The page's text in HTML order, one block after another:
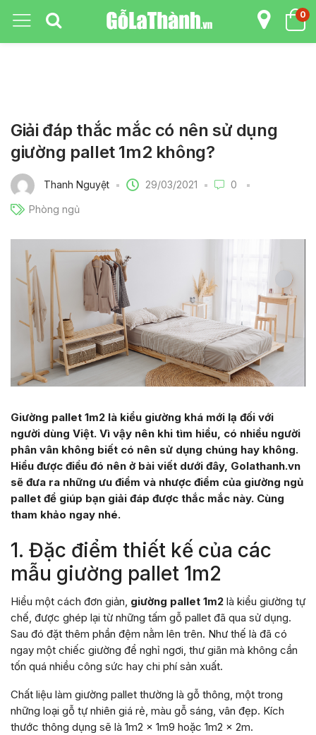
0
Giải đáp thắc mắc có nên sử dụng
giường pallet 1m2 không?
Thanh Nguyệt 29/03/2021 0
Phòng ngủ
Giường pallet 1m2 là kiểu giường khá mới lạ đối với
người dùng Việt. Vì vậy nên khi tìm hiểu, có nhiều người
phân vân không biết có nên sử dụng chúng hay không.
Hiểu được điều đó nên ở bài viết dưới đây, Golathanh.vn
sẽ đưa ra những ưu điểm và nhược điểm của giường ngủ
pallet để giúp bạn giải đáp được thắc mắc này. Cùng
tham khảo ngay nhé.
1. Đặc điểm thiết kế của các
mẫu giường pallet 1m2
Hiểu một cách đơn giản, giường pallet 1m2 là kiểu giường tự
chế, được ghép lại từ những tấm gỗ pallet đã qua sử dụng.
Sau đó đặt thêm phần đệm nằm lên trên. Như thế là đã có
ngay một chiếc giường để nghỉ ngơi, thư giãn mà không cần
tốn quá nhiều công sức hay chi phí sản xuất.
Chất liệu làm giường pallet thường là gỗ thông, một trong
những loại gỗ tự nhiên giá rẻ, màu gỗ sáng, vân đẹp. Kích
thước thông dụng sẽ là 1m2 x 1m9 hoặc 1m2 x 2m.